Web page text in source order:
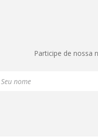
Participe de nossa